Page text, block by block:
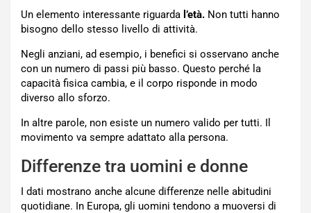
Un elemento interessante riguarda l’età. Non tutti hanno
bisogno dello stesso livello di attività.
Negli anziani, ad esempio, i benefici si osservano anche
con un numero di passi più basso. Questo perché la
capacità fisica cambia, e il corpo risponde in modo
diverso allo sforzo.
In altre parole, non esiste un numero valido per tutti. Il
movimento va sempre adattato alla persona.
Differenze tra uomini e donne
I dati mostrano anche alcune differenze nelle abitudini
quotidiane. In Europa, gli uomini tendono a muoversi di